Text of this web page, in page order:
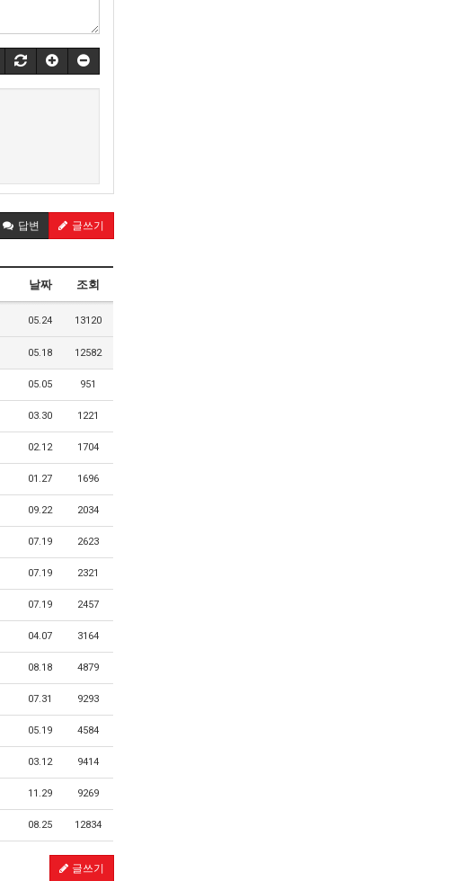
답변 글쓰기
날짜 조회
05.24 13120
05.18 12582
05.05 951
03.30 1221
02.12 1704
01.27 1696
09.22 2034
07.19 2623
07.19 2321
07.19 2457
04.07 3164
08.18 4879
07.31 9293
05.19 4584
03.12 9414
11.29 9269
08.25 12834
글쓰기